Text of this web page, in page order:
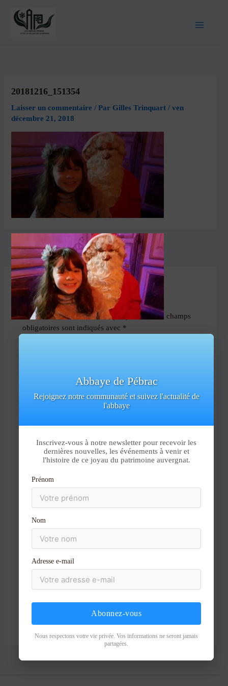
Aller
au
20181216_151354
Laisser un commentaire / Par Gilles Trinquart/ven
décembre 21, 2018
PRÉCÉDENT
Laisser un commentaire
Votre adresse e-mail ne sera pas publiée. Les champs
obligatoires sont indiqués avec *
Nom*
Abbaye de Pébrac
Rejoignez notre communauté et suivez l'actualité de
l'abbaye
Inscrivez-vous à notre newsletter pour recevoir les
dernières nouvelles, les événements à venir et
l'histoire de ce joyau du patrimoine auvergnat.
Prénom
Nom
Adresse e-mail
Abonnez-vous
Nous respectons votre vie privée. Vos informations ne seront jamais
partagées.